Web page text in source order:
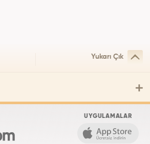
Yukarı Çık
UYGULAMALAR